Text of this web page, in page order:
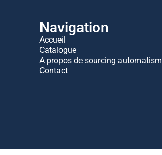
Navigation
Accueil
Catalogue
A propos de sourcing automatism
Contact